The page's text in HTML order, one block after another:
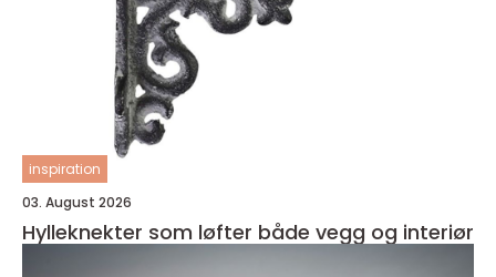
inspiration
03. August 2026
Hylleknekter som løfter både vegg og interiør